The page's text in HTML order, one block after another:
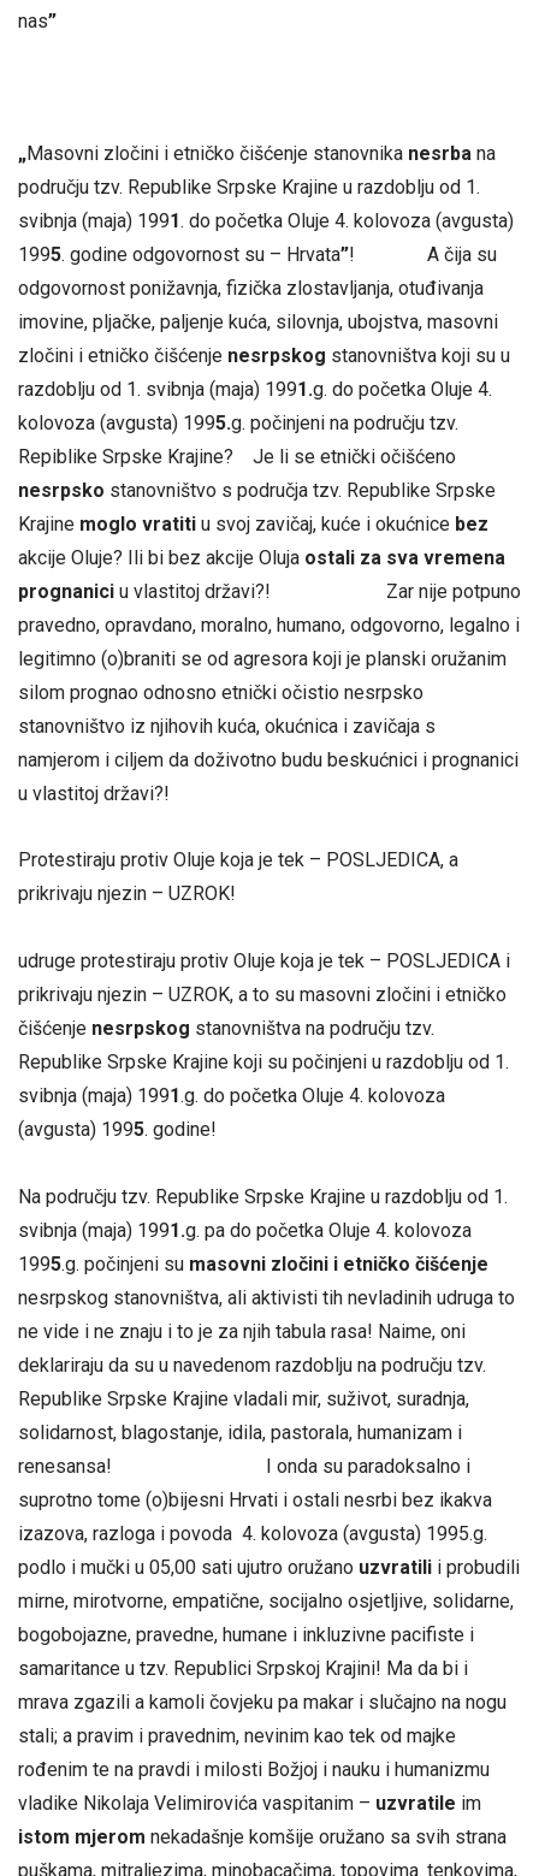
nas”
„Masovni zločini i etničko čišćenje stanovnika nesrba na
području tzv. Republike Srpske Krajine u razdoblju od 1.
svibnja (maja) 1991. do početka Oluje 4. kolovoza (avgusta)
1995. godine odgovornost su – Hrvata”! A čija su
odgovornost ponižavnja, fizička zlostavljanja, otuđivanja
imovine, pljačke, paljenje kuća, silovnja, ubojstva, masovni
zločini i etničko čišćenje nesrpskog stanovništva koji su u
razdoblju od 1. svibnja (maja) 1991.g. do početka Oluje 4.
kolovoza (avgusta) 1995.g. počinjeni na području tzv.
Repiblike Srpske Krajine? Je li se etnički očišćeno
nesrpsko stanovništvo s područja tzv. Republike Srpske
Krajine moglo vratiti u svoj zavičaj, kuće i okućnice bez
akcije Oluje? Ili bi bez akcije Oluja ostali za sva vremena
prognanici u vlastitoj državi?! Zar nije potpuno
pravedno, opravdano, moralno, humano, odgovorno, legalno i
legitimno (o)braniti se od agresora koji je planski oružanim
silom prognao odnosno etnički očistio nesrpsko
stanovništvo iz njihovih kuća, okućnica i zavičaja s
namjerom i ciljem da doživotno budu beskućnici i prognanici
u vlastitoj državi?!
Protestiraju protiv Oluje koja je tek – POSLJEDICA, a
prikrivaju njezin – UZROK!
udruge protestiraju protiv Oluje koja je tek – POSLJEDICA i
prikrivaju njezin – UZROK, a to su masovni zločini i etničko
čišćenje nesrpskog stanovništva na području tzv.
Republike Srpske Krajine koji su počinjeni u razdoblju od 1.
svibnja (maja) 1991.g. do početka Oluje 4. kolovoza
(avgusta) 1995. godine!
Na području tzv. Republike Srpske Krajine u razdoblju od 1.
svibnja (maja) 1991.g. pa do početka Oluje 4. kolovoza
1995.g. počinjeni su masovni zločini i etničko čišćenje
nesrpskog stanovništva, ali aktivisti tih nevladinih udruga to
ne vide i ne znaju i to je za njih tabula rasa! Naime, oni
deklariraju da su u navedenom razdoblju na području tzv.
Republike Srpske Krajine vladali mir, suživot, suradnja,
solidarnost, blagostanje, idila, pastorala, humanizam i
renesansa! I onda su paradoksalno i
suprotno tome (o)bijesni Hrvati i ostali nesrbi bez ikakva
izazova, razloga i povoda 4. kolovoza (avgusta) 1995.g.
podlo i mučki u 05,00 sati ujutro oružano uzvratili i probudili
mirne, mirotvorne, empatične, socijalno osjetljive, solidarne,
bogobojazne, pravedne, humane i inkluzivne pacifiste i
samaritance u tzv. Republici Srpskoj Krajini! Ma da bi i
mrava zgazili a kamoli čovjeku pa makar i slučajno na nogu
stali; a pravim i pravednim, nevinim kao tek od majke
rođenim te na pravdi i milosti Božjoj i nauku i humanizmu
vladike Nikolaja Velimirovića vaspitanim – uzvratile im
istom mjerom nekadašnje komšije oružano sa svih strana
puškama, mitraljezima, minobacačima, topovima. tenkovima,